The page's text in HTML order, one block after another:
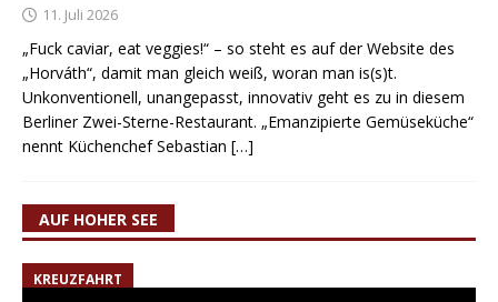
11. Juli 2026
„Fuck caviar, eat veggies!“ – so steht es auf der Website des
„Horváth“, damit man gleich weiß, woran man is(s)t.
Unkonventionell, unangepasst, innovativ geht es zu in diesem
Berliner Zwei-Sterne-Restaurant. „Emanzipierte Gemüseküche“
nennt Küchenchef Sebastian […]
AUF HOHER SEE
KREUZFAHRT